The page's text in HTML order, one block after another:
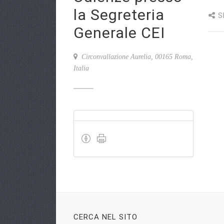
la Segreteria
Generale CEI
Circonvallazione Aurelia, 00165 Roma,
Italia
CERCA NEL SITO